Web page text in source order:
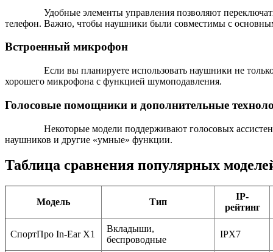
Удобные элементы управления позволяют
телефон. Важно, чтобы наушники были совместимы с
Встроенный микрофон
Если вы планируете использовать наушники не
хорошего микрофона с функцией шумоподавления.
Голосовые помощники и дополнительные
Некоторые модели поддерживают голосовых
наушников и другие «умные» функции.
Таблица сравнения популярных
Модель Тип
IP-
рейтинг
СпортПро In-Ear X1
Вкладыши,
беспроводные
IPX7